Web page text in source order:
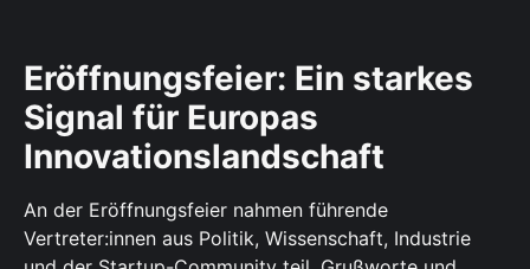
Eröffnungsfeier: Ein starkes
Signal für Europas
Innovationslandschaft
An der Eröffnungsfeier nahmen führende
Vertreter:innen aus Politik, Wissenschaft, Industrie